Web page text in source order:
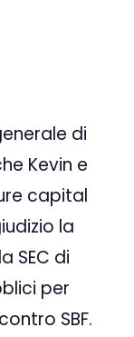
di
Kevin e
capital
la
SEC di
per
SBF.